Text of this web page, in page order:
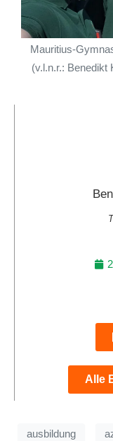
Mauritius-
(v.l.n.r.: Benedikt
Alle
ausbildung